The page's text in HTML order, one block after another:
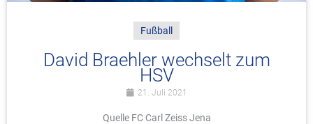
Fußball
David Braehler wechselt zum
HSV
21. Juli 2021
Quelle FC Carl Zeiss Jena